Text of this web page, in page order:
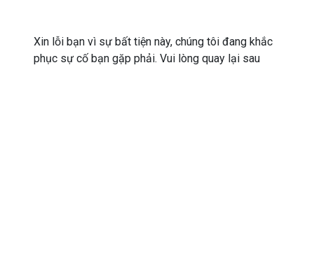
Xin lỗi bạn vì sự bất tiện này, chúng tôi đang khắc
phục sự cố bạn gặp phải. Vui lòng quay lại sau